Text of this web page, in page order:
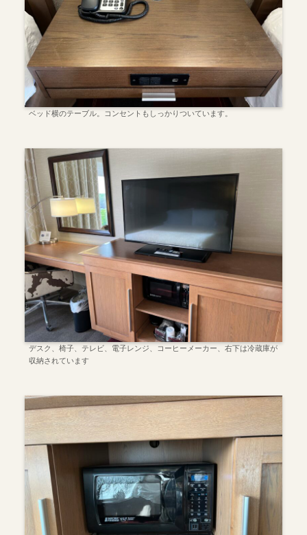
ベッド横のテーブル。コンセントもしっかりついています。
デスク、椅子、テレビ、電子レンジ、コーヒーメーカー、右下は冷蔵庫が
収納されています